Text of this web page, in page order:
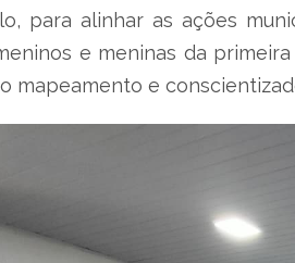
para alinhar as ações
e meninas da
mapeamento e